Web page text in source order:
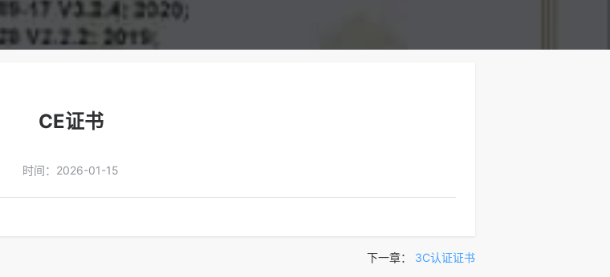
CE证书
时间：2026-01-15
下一章： 3C认证证书